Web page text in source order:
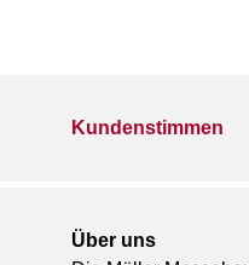
Kundenstimmen
Über uns